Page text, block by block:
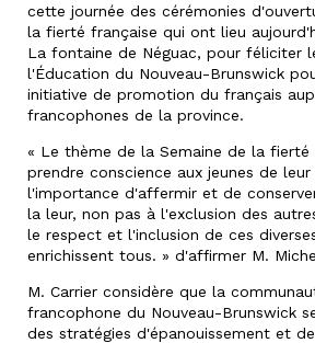
cette journée des cérémonies
la fierté française qui ont lieu
La fontaine de Néguac, pour féliciter
l'Éducation du Nouveau-Brunswick
initiative de promotion du français
francophones de la province.
« Le thème de la Semaine de la
prendre conscience aux jeunes de
l'importance d'affermir et de
la leur, non pas à l'exclusion des
le respect et l'inclusion de ces
enrichissent tous. » d'affirmer M.
M. Carrier considère que la
francophone du Nouveau-Brunswick
des stratégies d'épanouissement et